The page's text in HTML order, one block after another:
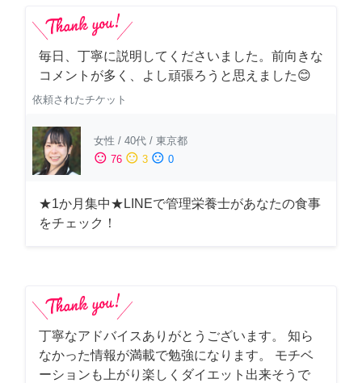
毎日、丁寧に説明してくださいました。前向きな
コメントが多く、よし頑張ろうと思えました😊
依頼されたチケット
女性 / 40代 / 東京都
sentiment_satisfied 76 sentiment_neutral 3 sentiment_dissatisfied 0
★1か月集中★LINEで管理栄養士があなたの食事
をチェック！
丁寧なアドバイスありがとうございます。 知ら
なかった情報が満載で勉強になります。 モチベ
ーションも上がり楽しくダイエット出来そうで